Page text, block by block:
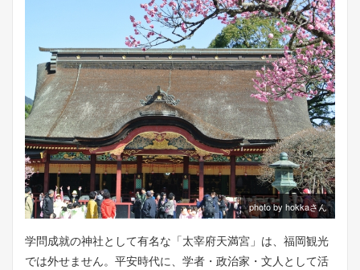
photo by hokkaさん
学問成就の神社として有名な「太宰府天満宮」は、福岡観光
では外せません。平安時代に、学者・政治家・文人として活